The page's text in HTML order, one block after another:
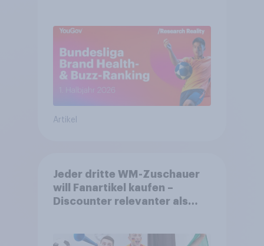
Artikel
Jeder dritte WM-Zuschauer
will Fanartikel kaufen –
Discounter relevanter als